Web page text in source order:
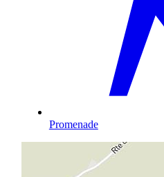
Promenade